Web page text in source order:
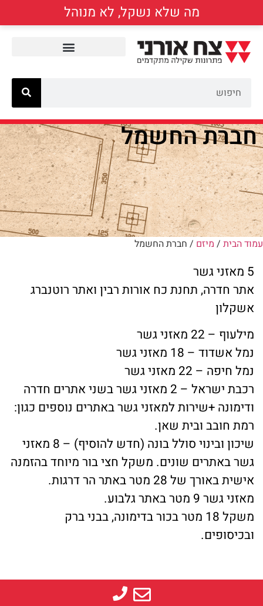
מה שלא נשקל, לא מנוהל
חברת החשמל
עמוד הבית / מיזם / חברת החשמל
5 מאזני גשר
אתר חדרה, תחנת כח אורות רבין ואתר רוטנברג
אשקלון
מילעוף – 22 מאזני גשר
נמל אשדוד – 18 מאזני גשר
נמל חיפה – 22 מאזני גשר
רכבת ישראל – 2 מאזני גשר בשני אתרים חדרה
ודימונה +שירות למאזני גשר באתרים נוספים כגון:
רמת חובב ובית שאן.
שיכון ובינוי סולל בונה (חדש להוסיף) – 8 מאזני
גשר באתרים שונים. משקל חצי בור מיוחד בהזמנה
אישית באורך של 28 מטר באתר הר דרגות.
מאזני גשר 9 מטר באתר גלבוע.
משקל 18 מטר בכור בדימונה, בבני ברק
ובכיסופים.